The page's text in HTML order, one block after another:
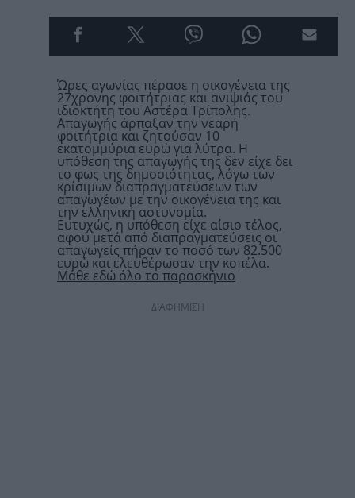
Ώρες αγωνίας πέρασε η οικογένεια της
27χρονης φοιτήτριας και ανιψιάς του
ιδιοκτήτη του Αστέρα Τρίπολης.
Απαγωγής άρπαξαν την νεαρή
φοιτήτρια και ζητούσαν 10
εκατομμύρια ευρώ για λύτρα. Η
υπόθεση της απαγωγής της δεν είχε δει
το φως της δημοσιότητας, λόγω των
κρίσιμων διαπραγματεύσεων των
απαγωγέων με την οικογένεια της και
την ελληνική αστυνομία.
Ευτυχώς, η υπόθεση είχε αίσιο τέλος,
αφού μετά από διαπραγματεύσεις οι
απαγωγείς πήραν το ποσό των 82.500
ευρώ και ελευθέρωσαν την κοπέλα.
Μάθε εδώ όλο το παρασκήνιο
ΔΙΑΦΗΜΙΣΗ